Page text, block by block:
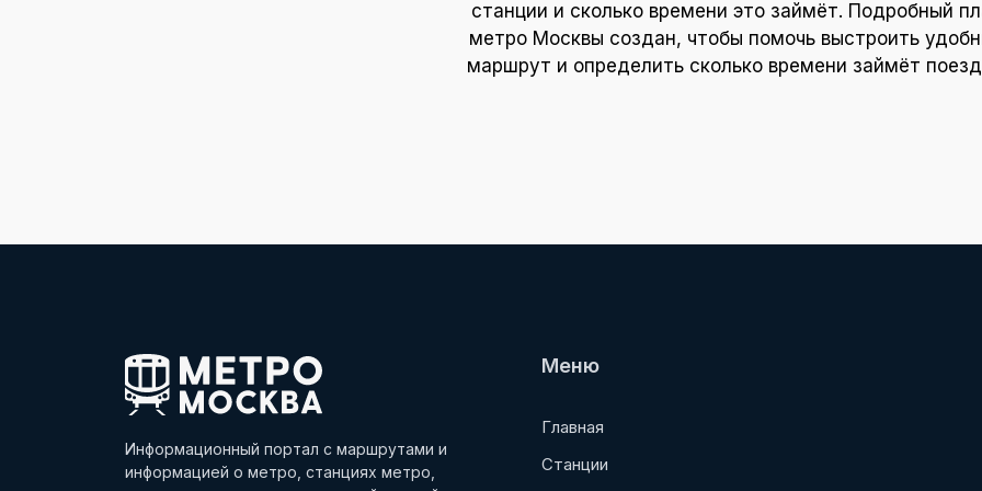
станции и сколько времени это займёт. Подробный
метро Москвы создан, чтобы помочь выстроить
маршрут и определить сколько времени займёт
Информационный портал с маршрутами и
информацией о метро, станциях метро,
Меню
Главная
Станции